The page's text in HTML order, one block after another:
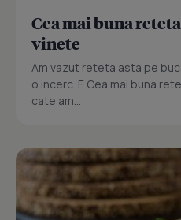
Cea mai buna
vinete
Am vazut reteta asta pe
o incerc. E Cea mai buna
cate am...